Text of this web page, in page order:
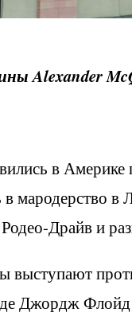
Alexander
в Америке
мародерство в
Драйв и
Джордж